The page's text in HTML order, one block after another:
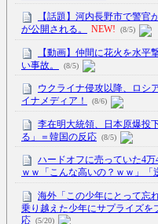
【話題】河内長野市で警
が公開される。
NEW! (8/5)
【動画】仲間に花火を水
い事故。
(8/5)
ウクライナ侵攻以降、ロシ
イナメディア！
(8/6)
李在明大統領、日本原爆投
る」＝韓国の反応 (8/5)
ハードオフに売っていた4
ｗｗ「こんな高いの？ｗｗ」「
海外「この少年にとって忘
乗り越えた少年にサプライズを
応 (5/20)